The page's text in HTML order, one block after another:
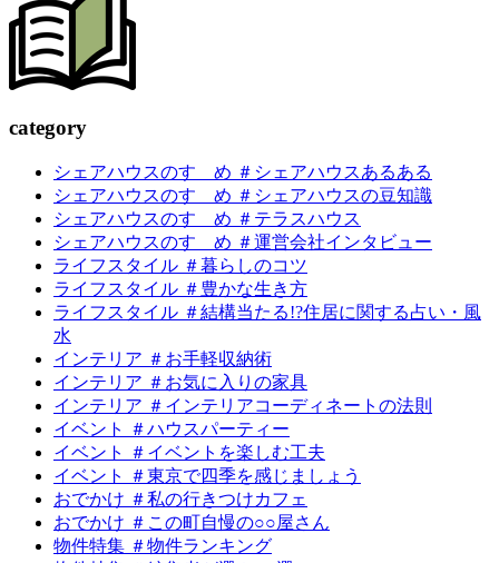
category
シェアハウスのすゝめ ＃シェアハウスあるある
シェアハウスのすゝめ ＃シェアハウスの豆知識
シェアハウスのすゝめ ＃テラスハウス
シェアハウスのすゝめ ＃運営会社インタビュー
ライフスタイル ＃暮らしのコツ
ライフスタイル ＃豊かな生き方
ライフスタイル ＃結構当たる!?住居に関する占い・風
水
インテリア ＃お手軽収納術
インテリア ＃お気に入りの家具
インテリア ＃インテリアコーディネートの法則
イベント ＃ハウスパーティー
イベント ＃イベントを楽しむ工夫
イベント ＃東京で四季を感じましょう
おでかけ ＃私の行きつけカフェ
おでかけ ＃この町自慢の○○屋さん
物件特集 ＃物件ランキング